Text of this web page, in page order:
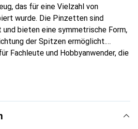
das für eine Vielzahl von
wurde. Die Pinzetten sind
und bieten eine symmetrische Form,
der Spitzen ermöglicht.
Fachleute und Hobbyanwender, die
gefertigt, was ihre Langlebigkeit
geliefert, das eine praktische
sicheren Transport gewährleistet.
Millimetern sind die Pinzetten